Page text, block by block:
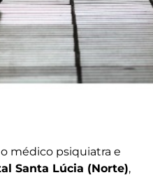
médico psiquiatra e
Santa Lúcia (Norte),